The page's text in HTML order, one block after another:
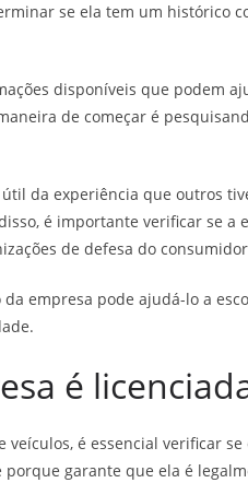
se ela tem um histórico
disponíveis que podem
de começar é
da experiência que outros
é importante verificar se a
de defesa do
empresa pode ajudá-lo a
é
é essencial verificar
garante que ela é